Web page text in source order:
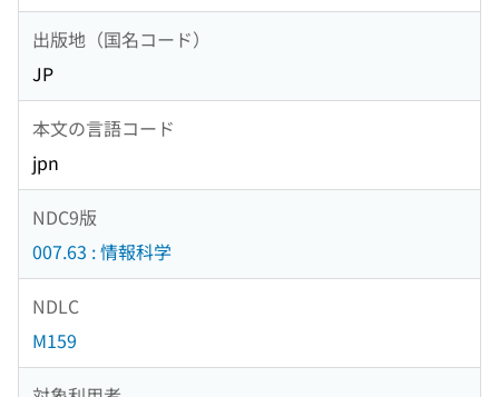
出版地（国名コード）
JP
本文の言語コード
jpn
NDC9版
007.63 : 情報科学
NDLC
M159